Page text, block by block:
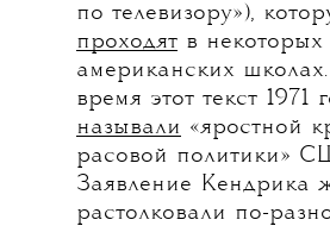
по телевизору»),
проходят в некоторых
американских
время этот текст 1971
называли «яростной
расовой политики»
Заявление Кендрика
растолковали по-